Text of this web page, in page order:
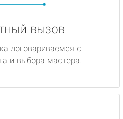
вызов
договариваемся с
и выбора мастера.